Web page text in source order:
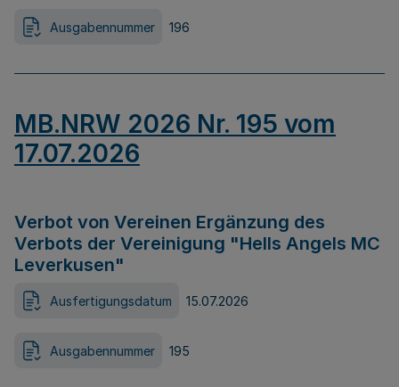
Ausgabennummer 196
MB.NRW 2026 Nr. 195 vom
17.07.2026
Verbot von Vereinen Ergänzung des
Verbots der Vereinigung "Hells Angels MC
Leverkusen"
Ausfertigungsdatum 15.07.2026
Ausgabennummer 195